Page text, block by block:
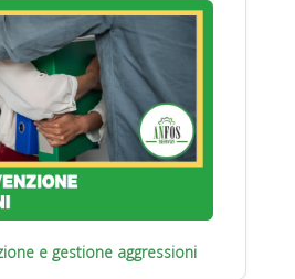
e gestione aggressioni